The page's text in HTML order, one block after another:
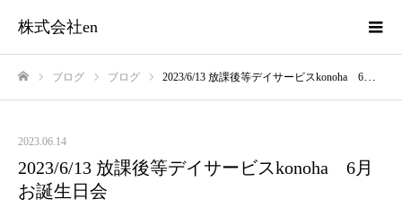
株式会社en
ブログ ブログ 2023/6/13 放課後等デイサービスkonoha 6月お誕生日会
2023.06.14
2023/6/13 放課後等デイサービスkonoha 6月
お誕生日会